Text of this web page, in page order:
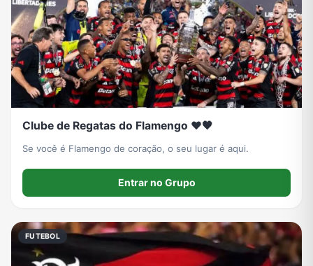
Clube de Regatas do Flamengo ❤️🖤
Se você é Flamengo de coração, o seu lugar é aqui.
Entrar no Grupo
FUTEBOL